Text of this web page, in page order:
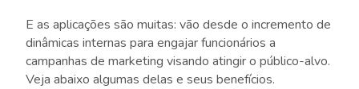
E as aplicações são muitas: vão desde o incremento de
dinâmicas internas para engajar funcionários a
campanhas de marketing visando atingir o público-alvo.
Veja abaixo algumas delas e seus benefícios.